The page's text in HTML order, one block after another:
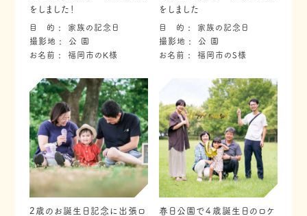
をしました！
目 的
家族の記念日
撮影地
公 園
お名前
福岡市のK様
をしました
目 的
家族の記念日
撮影地
公 園
お名前
福岡市のS様
2歳のお誕生日記念に出張ロ
春日公園で４歳誕生日のロケ